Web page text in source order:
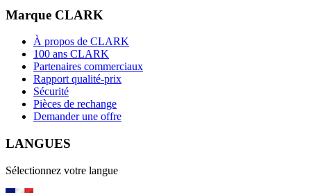
Marque CLARK
À propos de CLARK
100 ans CLARK
Partenaires commerciaux
Rapport qualité-prix
Sécurité
Pièces de rechange
Demander une offre
LANGUES
Sélectionnez votre langue